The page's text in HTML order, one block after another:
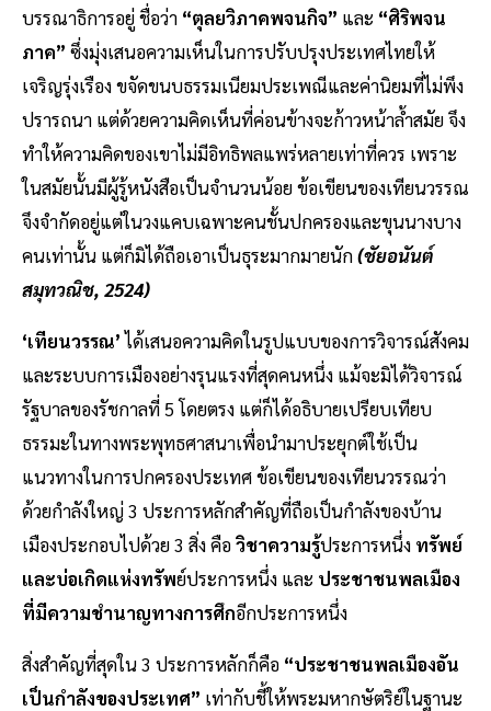
บรรณาธิการอยู่ ชื่อว่า “ตุลยวิภาคพจนกิจ” และ “ศิริพจน
ภาค” ซึ่งมุ่งเสนอความเห็นในการปรับปรุงประเทศไทยให้
เจริญรุ่งเรือง ขจัดขนบธรรมเนียมประเพณีและค่านิยมที่ไม่พึง
ปรารถนา แต่ด้วยความคิดเห็นที่ค่อนข้างจะก้าวหน้าล้ำสมัย จึง
ทำให้ความคิดของเขาไม่มีอิทธิพลแพร่หลายเท่าที่ควร เพราะ
ในสมัยนั้นมีผู้รู้หนังสือเป็นจำนวนน้อย ข้อเขียนของเทียนวรรณ
จึงจำกัดอยู่แต่ในวงแคบเฉพาะคนชั้นปกครองและขุนนางบาง
คนเท่านั้น แต่ก็มิได้ถือเอาเป็นธุระมากมายนัก(ชัยอนันต์
สมุทวณิช, 2524)
‘เทียนวรรณ’ได้เสนอความคิดในรูปแบบของการวิจารณ์สังคม
และระบบการเมืองอย่างรุนแรงที่สุดคนหนึ่ง แม้จะมิได้วิจารณ์
รัฐบาลของรัชกาลที่ 5 โดยตรง แต่ก็ได้อธิบายเปรียบเทียบ
ธรรมะในทางพระพุทธศาสนาเพื่อนำมาประยุกต์ใช้เป็น
แนวทางในการปกครองประเทศ ข้อเขียนของเทียนวรรณว่า
ด้วยกำลังใหญ่ 3 ประการหลักสำคัญที่ถือเป็นกำลังของบ้าน
เมืองประกอบไปด้วย 3 สิ่ง คือวิชาความรู้ประการหนึ่ง ทรัพย์
และบ่อเกิดแห่งทรัพย์ประการหนึ่ง และ ประชาชนพลเมือง
ที่มีความชำนาญทางการศึกอีกประการหนึ่ง
สิ่งสำคัญที่สุดใน 3 ประการหลักก็คือ “ประชาชนพลเมืองอัน
เป็นกำลังของประเทศ” เท่ากับชี้ให้พระมหากษัตริย์ในฐานะ